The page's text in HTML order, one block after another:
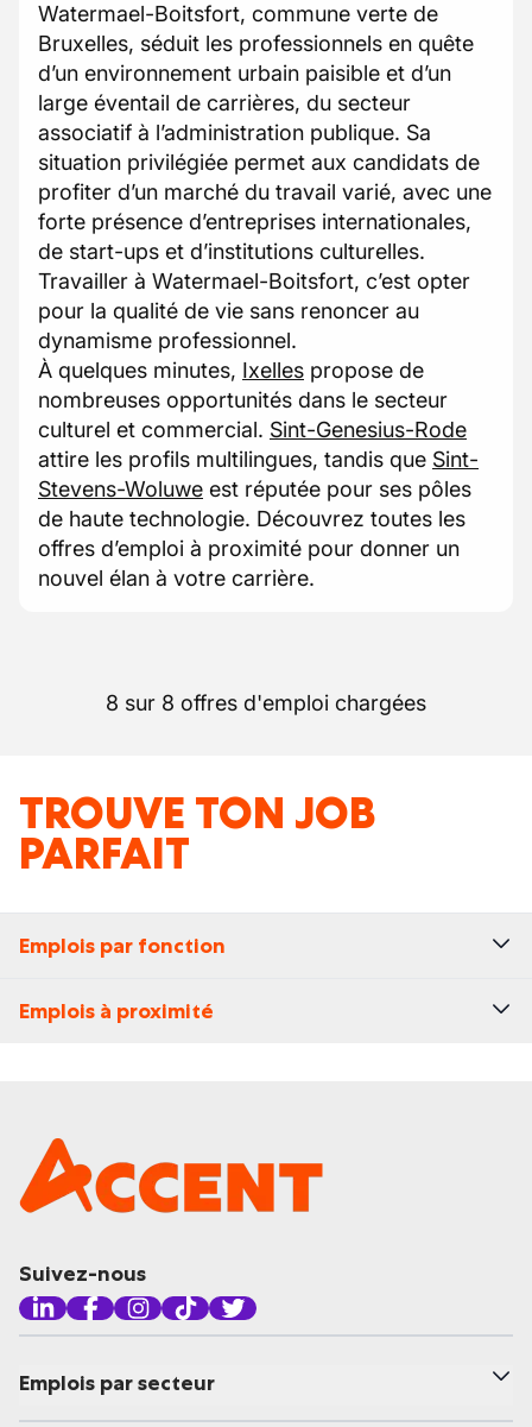
Watermael-Boitsfort, commune verte de
Bruxelles, séduit les professionnels en quête
d’un environnement urbain paisible et d’un
large éventail de carrières, du secteur
associatif à l’administration publique. Sa
situation privilégiée permet aux candidats de
profiter d’un marché du travail varié, avec une
forte présence d’entreprises internationales,
de start-ups et d’institutions culturelles.
Travailler à Watermael-Boitsfort, c’est opter
pour la qualité de vie sans renoncer au
dynamisme professionnel.
À quelques minutes, Ixelles propose de
nombreuses opportunités dans le secteur
culturel et commercial. Sint-Genesius-Rode
attire les profils multilingues, tandis que Sint-
Stevens-Woluwe est réputée pour ses pôles
de haute technologie. Découvrez toutes les
offres d’emploi à proximité pour donner un
nouvel élan à votre carrière.
8 sur 8 offres d'emploi chargées
TROUVE TON JOB
PARFAIT
Emplois par fonction
Emplois à proximité
Suivez-nous
Emplois par secteur